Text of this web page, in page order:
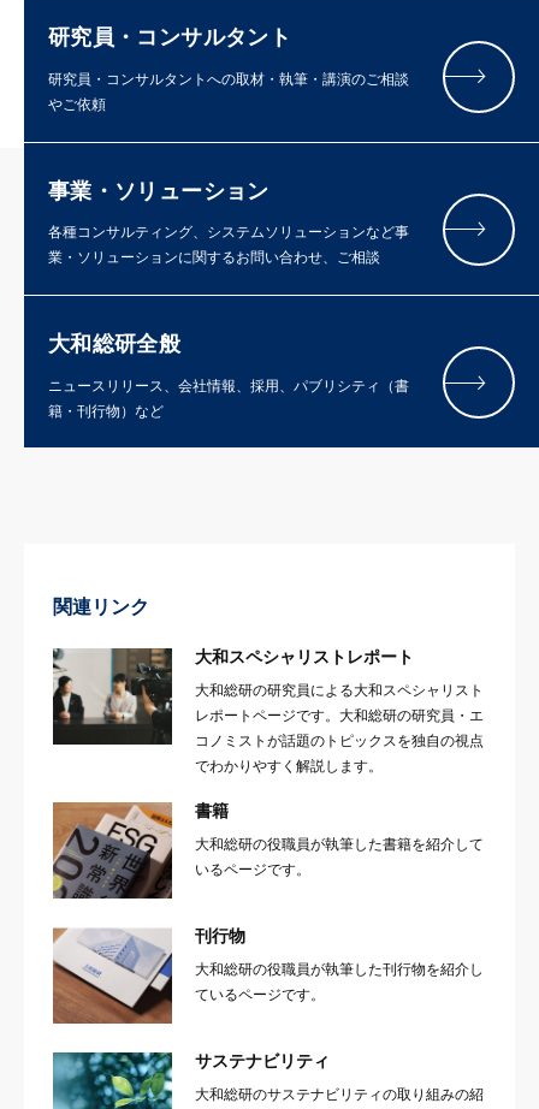
研究員・コンサルタント
研究員・コンサルタントへの取材・執筆・講演のご相談
やご依頼
事業・ソリューション
各種コンサルティング、システムソリューションなど事
業・ソリューションに関するお問い合わせ、ご相談
大和総研全般
ニュースリリース、会社情報、採用、パブリシティ（書
籍・刊行物）など
関連リンク
大和スペシャリストレポート
大和総研の研究員による大和スペシャリスト
レポートページです。大和総研の研究員・エ
コノミストが話題のトピックスを独自の視点
でわかりやすく解説します。
書籍
大和総研の役職員が執筆した書籍を紹介して
いるページです。
刊行物
大和総研の役職員が執筆した刊行物を紹介し
ているページです。
サステナビリティ
大和総研のサステナビリティの取り組みの紹